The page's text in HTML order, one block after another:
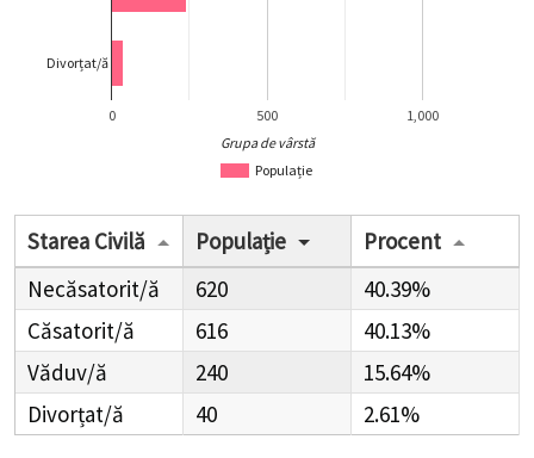
Populație
0 500 1,000
Divorțat/ă
Grupa de vârstă
Starea Civilă Populație
Procent
Necăsatorit/ă
620
40.39%
Căsatorit/ă
616
40.13%
Văduv/ă
240
15.64%
Divorțat/ă
40 2.61%